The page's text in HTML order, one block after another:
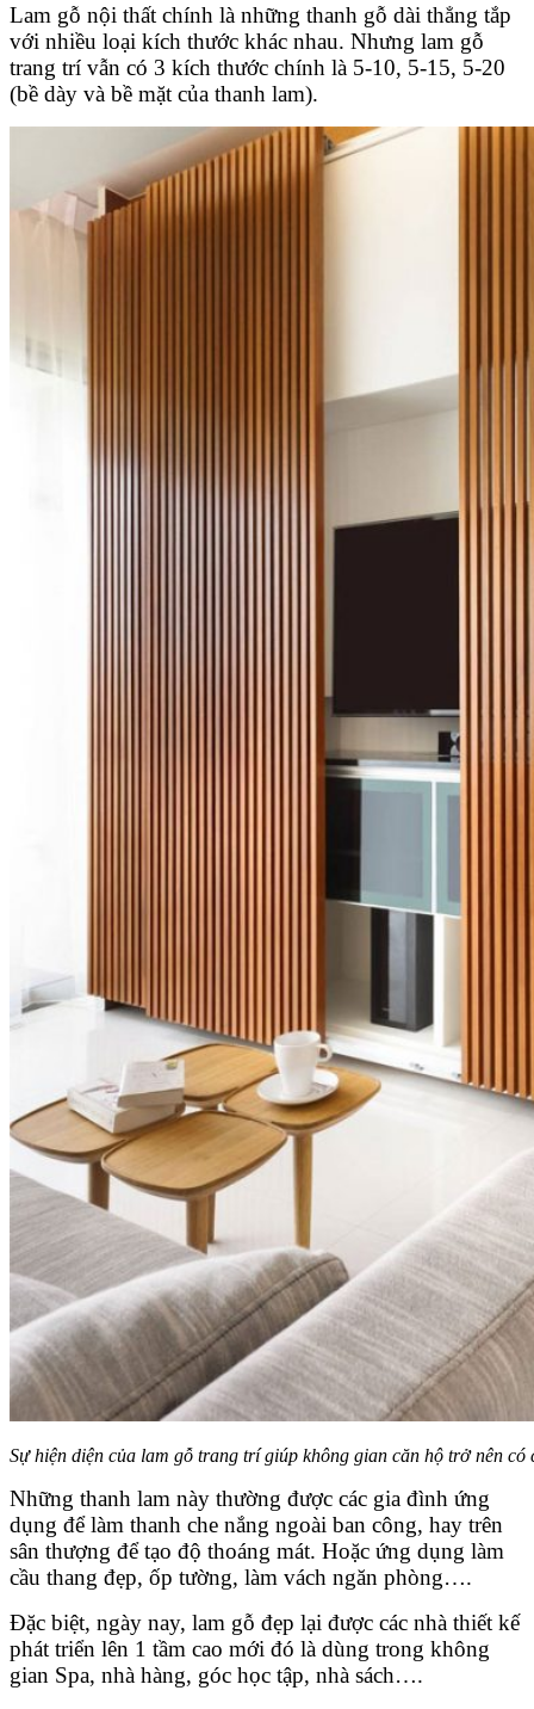
Lam gỗ nội thất chính là những thanh gỗ dài thẳng tắp
với nhiều loại kích thước khác nhau. Nhưng lam gỗ
trang trí vẫn có 3 kích thước chính là 5-10, 5-15, 5-20
(bề dày và bề mặt của thanh lam).
Sự hiện diện của lam gỗ trang trí giúp không gian căn hộ trở nên
Những thanh lam này thường được các gia đình ứng
dụng để làm thanh che nắng ngoài ban công, hay trên
sân thượng để tạo độ thoáng mát. Hoặc ứng dụng làm
cầu thang đẹp, ốp tường, làm vách ngăn phòng….
Đặc biệt, ngày nay, lam gỗ đẹp lại được các nhà thiết kế
phát triển lên 1 tầm cao mới đó là dùng trong không
gian Spa, nhà hàng, góc học tập, nhà sách….